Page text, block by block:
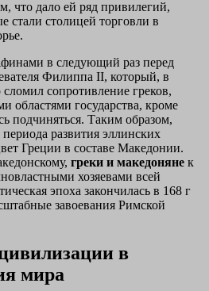
что дало ей ряд привилегий,
стали столицей торговли в
в следующий раз перед
Филиппа II, который, в
сопротивление греков,
областями государства, кроме
подчиняться. Таким образом,
развития эллинских
Греции в составе Македонии.
греки и македоняне к
хозяевами всей
эпоха закончилась в 168 г
завоевания Римской
в
мира